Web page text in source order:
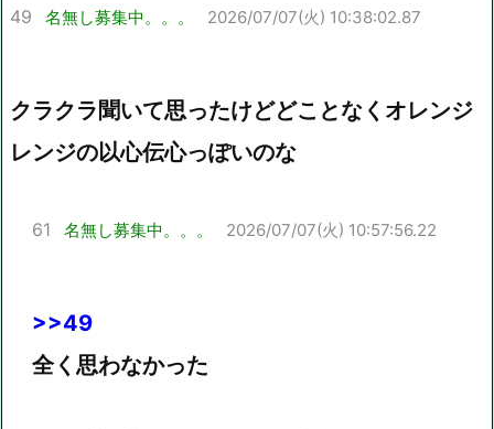
49 名無し募集中。。。 2026/07/07(火) 10:38:02.87
クラクラ聞いて思ったけどどことなくオレンジ
レンジの以心伝心っぽいのな
61 名無し募集中。。。 2026/07/07(火) 10:57:56.22
>>49
全く思わなかった